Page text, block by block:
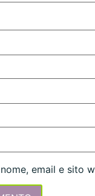
email e sito